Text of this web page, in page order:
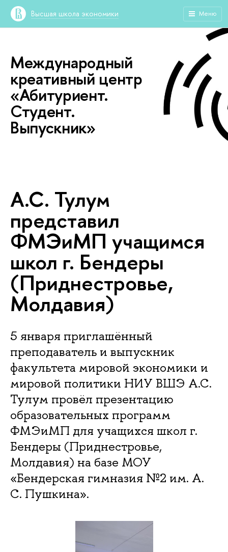
Высшая школа экономики Меню
Международный
креативный центр
«Абитуриент.
Студент.
Выпускник»
А.С. Тулум
представил
ФМЭиМП учащимся
школ г. Бендеры
(Приднестровье,
Молдавия)
5 января приглашённый
преподаватель и выпускник
факультета мировой экономики и
мировой политики НИУ ВШЭ А.С.
Тулум провёл презентацию
образовательных программ
ФМЭиМП для учащихся школ г.
Бендеры (Приднестровье,
Молдавия) на базе МОУ
«Бендерская гимназия №2 им. А.
С. Пушкина».